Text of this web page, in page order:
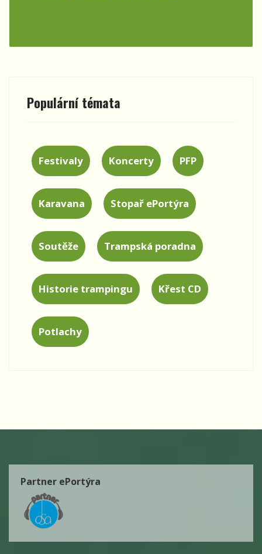
Populární témata
Festivaly Koncerty PFP
Karavana Stopař ePortýra
Soutěže Trampská poradna
Historie trampingu Křest CD
Potlachy
Partner ePortýra